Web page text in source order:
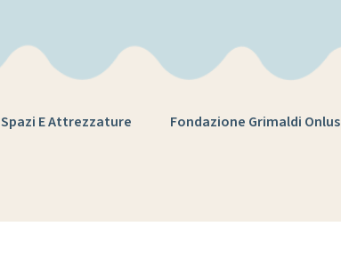
Spazi E Attrezzature Fondazione Grimaldi Onlus